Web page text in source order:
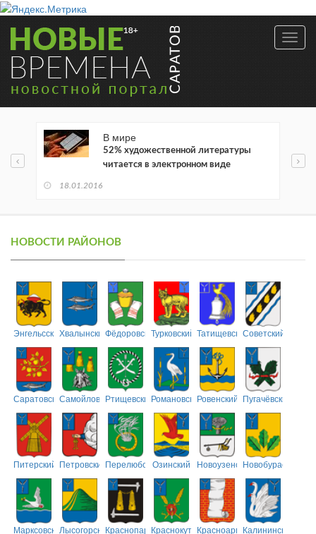
В мире
52% художественной литературы
читается в электронном виде
18.01.2016
НОВОСТИ РАЙОНОВ
ЭнгельсскийХвалынскийФёдоровскийТурковский ТатищевскийСоветский
СаратовскийСамойловскийРтищевскийРомановскийРовенский Пугачёвский
Питерский ПетровскийПерелюбскийОзинский НовоузенскийНовобурасский
МарксовскийЛысогорскийКраснопартизанский
КраснокутскийКрасноармейский
Калининский